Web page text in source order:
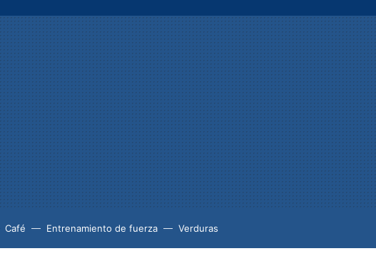
Café Entrenamiento de fuerza Verduras